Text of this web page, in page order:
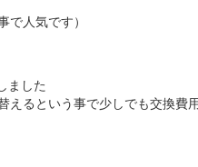
人気です）
ました
るという事で少しでも交換費